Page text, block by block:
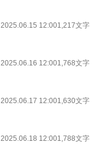
2025.06.15 12:001,217文字
2025.06.16 12:001,768文字
2025.06.17 12:001,630文字
2025.06.18 12:001,788文字